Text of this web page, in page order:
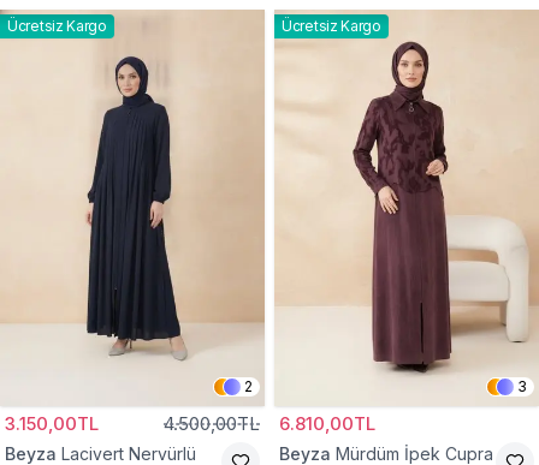
Ücretsiz Kargo
2
3.150,00TL 4.500,00TL
Beyza Lacivert Nervürlü
Ücretsiz Kargo
3
6.810,00TL
Beyza Mürdüm İpek Cupra